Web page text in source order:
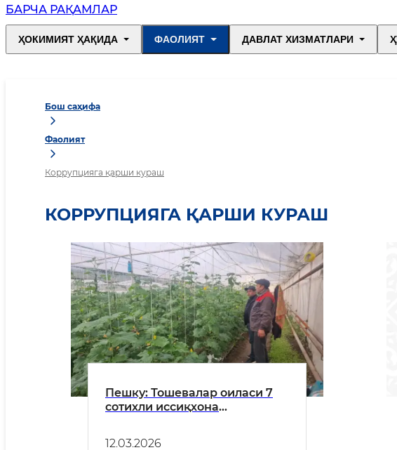
БАРЧА РАҚАМЛАР
ҲОКИМИЯТ ҲАҚИДА ФАОЛИЯТ ДАВЛАТ ХИЗМАТЛАРИ
Бош саҳифа
Фаолият
Коррупцияга қарши кураш
КОРРУПЦИЯГА ҚАРШИ КУРАШ
Пешку: Тошевалар оиласи 7
сотихли иссиқхона
12.03.2026